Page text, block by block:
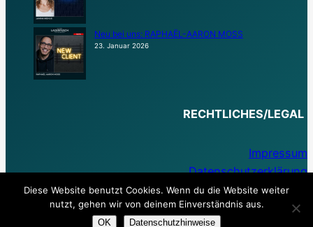
Neu bei uns: RAPHAËL-AARON MOSS
23. Januar 2026
RECHTLICHES/LEGAL
Impressum
Datenschutzerklärung
Diese Website benutzt Cookies. Wenn du die Website weiter
nutzt, gehen wir von deinem Einverständnis aus.
OK Datenschutzhinweise